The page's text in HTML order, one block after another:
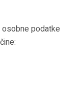
osobne podatke